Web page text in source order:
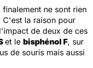
ne sont rien
la raison pour
de deux de ces
et le bisphénol F, sur
de souris mais aussi